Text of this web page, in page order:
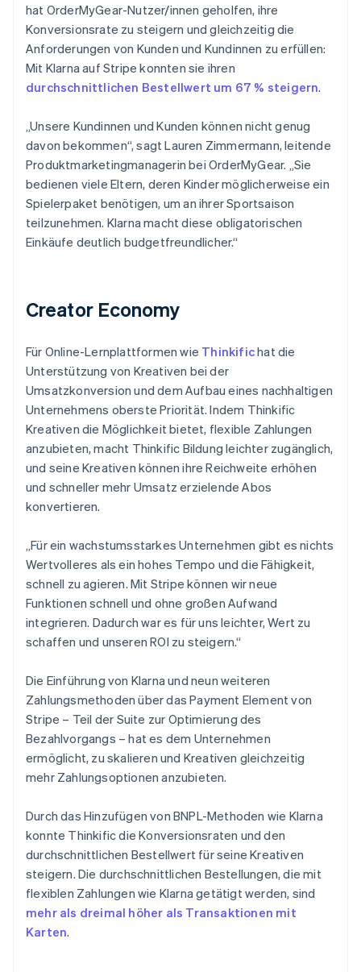
hat OrderMyGear-Nutzer/innen geholfen, ihre
Konversionsrate zu steigern und gleichzeitig die
Anforderungen von Kunden und Kundinnen zu erfüllen:
Mit Klarna auf Stripe konnten sie ihren
durchschnittlichen Bestellwert um 67 % steigern.
„Unsere Kundinnen und Kunden können nicht genug
davon bekommen“, sagt Lauren Zimmermann, leitende
Produktmarketingmanagerin bei OrderMyGear. „Sie
bedienen viele Eltern, deren Kinder möglicherweise ein
Spielerpaket benötigen, um an ihrer Sportsaison
teilzunehmen. Klarna macht diese obligatorischen
Einkäufe deutlich budgetfreundlicher.“
Creator Economy
Für Online-Lernplattformen wie Thinkifichat die
Unterstützung von Kreativen bei der
Umsatzkonversion und dem Aufbau eines nachhaltigen
Unternehmens oberste Priorität. Indem Thinkific
Kreativen die Möglichkeit bietet, flexible Zahlungen
anzubieten, macht Thinkific Bildung leichter zugänglich,
und seine Kreativen können ihre Reichweite erhöhen
und schneller mehr Umsatz erzielende Abos
konvertieren.
„Für ein wachstumsstarkes Unternehmen gibt es nichts
Wertvolleres als ein hohes Tempo und die Fähigkeit,
schnell zu agieren. Mit Stripe können wir neue
Funktionen schnell und ohne großen Aufwand
integrieren. Dadurch war es für uns leichter, Wert zu
schaffen und unseren ROI zu steigern.“
Die Einführung von Klarna und neun weiteren
Zahlungsmethoden über das Payment Element von
Stripe – Teil der Suite zur Optimierung des
Bezahlvorgangs – hat es dem Unternehmen
ermöglicht, zu skalieren und Kreativen gleichzeitig
mehr Zahlungsoptionen anzubieten.
Durch das Hinzufügen von BNPL-Methoden wie Klarna
konnte Thinkific die Konversionsraten und den
durchschnittlichen Bestellwert für seine Kreativen
steigern. Die durchschnittlichen Bestellungen, die mit
flexiblen Zahlungen wie Klarna getätigt werden, sind
mehr als dreimal höher als Transaktionen mit
Karten.